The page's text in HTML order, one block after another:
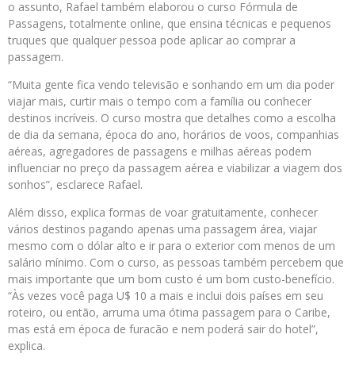
o assunto, Rafael também elaborou o curso Fórmula de
Passagens, totalmente online, que ensina técnicas e pequenos
truques que qualquer pessoa pode aplicar ao comprar a
passagem.
“Muita gente fica vendo televisão e sonhando em um dia poder
viajar mais, curtir mais o tempo com a família ou conhecer
destinos incríveis. O curso mostra que detalhes como a escolha
de dia da semana, época do ano, horários de voos, companhias
aéreas, agregadores de passagens e milhas aéreas podem
influenciar no preço da passagem aérea e viabilizar a viagem dos
sonhos”, esclarece Rafael.
Além disso, explica formas de voar gratuitamente, conhecer
vários destinos pagando apenas uma passagem área, viajar
mesmo com o dólar alto e ir para o exterior com menos de um
salário mínimo. Com o curso, as pessoas também percebem que
mais importante que um bom custo é um bom custo-benefício.
“Às vezes você paga U$ 10 a mais e inclui dois países em seu
roteiro, ou então, arruma uma ótima passagem para o Caribe,
mas está em época de furacão e nem poderá sair do hotel”,
explica.